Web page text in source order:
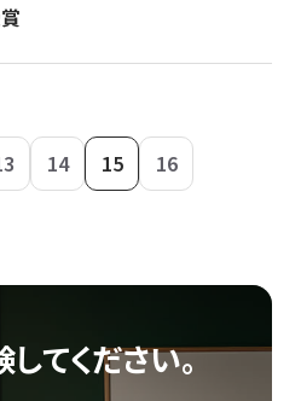
14 15 16
てください。